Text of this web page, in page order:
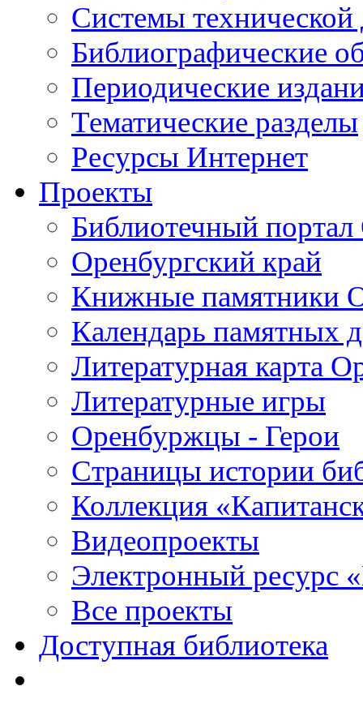
Cистемы
Библиографические
Периодические
Тематические разделы
Ресурсы Интернет
Проекты
Библиотечный портал
Оренбургский край
Книжные памятники
Календарь памятных
Литературная карта
Литературные игры
Оренбуржцы - Герои
Страницы истории
Коллекция
Видеопроекты
Электронный ресурс
Все проекты
Доступная библиотека